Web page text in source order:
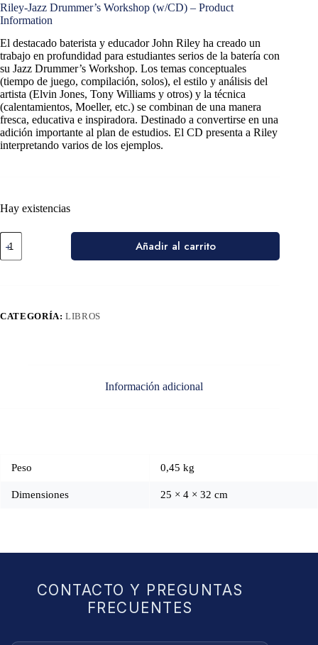
Riley-Jazz Drummer’s Workshop (w/CD) – Product
Information
El destacado baterista y educador John Riley ha creado un
trabajo en profundidad para estudiantes serios de la batería con
su Jazz Drummer’s Workshop. Los temas conceptuales
(tiempo de juego, compilación, solos), el estilo y análisis del
artista (Elvin Jones, Tony Williams y otros) y la técnica
(calentamientos, Moeller, etc.) se combinan de una manera
fresca, educativa e inspiradora. Destinado a convertirse en una
adición importante al plan de estudios. El CD presenta a Riley
interpretando varios de los ejemplos.
Hay existencias
Añadir al carrito
CATEGORÍA:LIBROS
Información adicional
Peso 0,45 kg
Dimensiones 25 × 4 × 32 cm
CONTACTO Y PREGUNTAS
FRECUENTES